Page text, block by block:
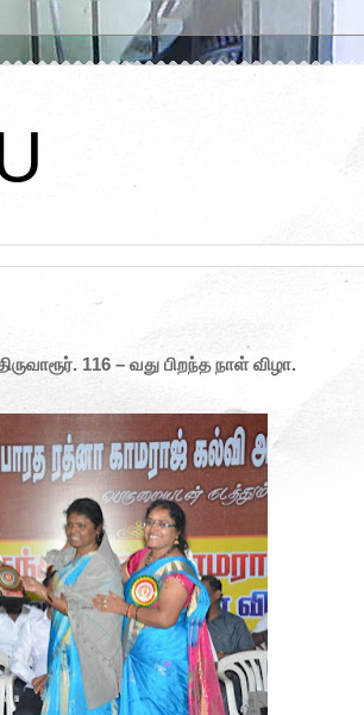
116 – வது பிறந்த நாள் விழா.